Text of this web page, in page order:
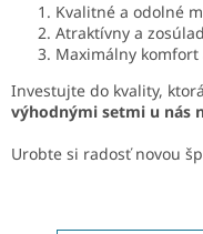
Kvalitné a odolné
Atraktívny a
Maximálny
Investujte do kvality,
výhodnými setmi u nás
Urobte si radosť novou